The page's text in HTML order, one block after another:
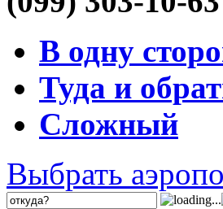
В одну
Туда и
Сложный
Выбрать